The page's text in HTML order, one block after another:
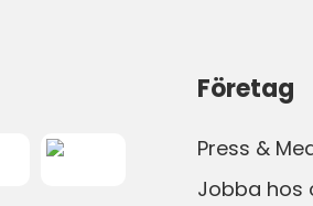
Företag
Press &
Jobba hos